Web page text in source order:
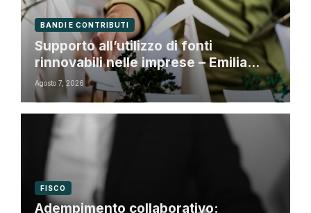
BANDI E CONTRIBUTI
Supporto all’utilizzo di fonti
rinnovabili nelle imprese – Emilia
Romagna
Agosto 7, 2026
FISCO
Adempimento collaborativo: